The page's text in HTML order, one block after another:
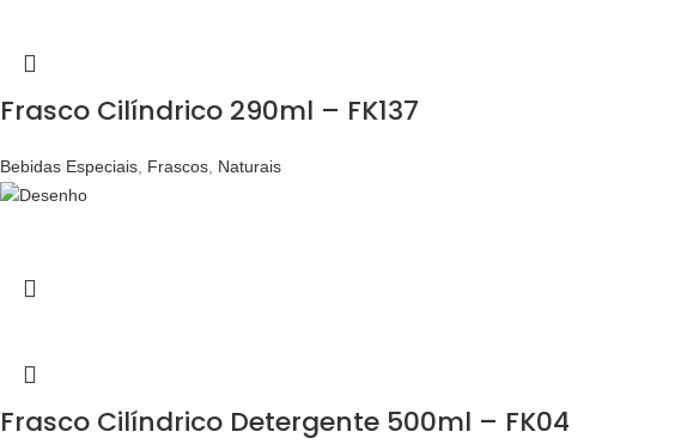
Frasco Cilíndrico 290ml – FK137
Bebidas Especiais, Frascos, Naturais
Frasco Cilíndrico Detergente 500ml – FK04